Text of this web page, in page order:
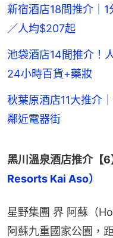
新宿酒店18間推介｜
／人均$207起
池袋酒店14間推介！
24小時百貨+藥妝
秋葉原酒店11大推介
鄰近電器街
黑川溫泉酒店推介【6
Resorts Kai Aso）
星野集團 界 阿蘇（
阿蘇九重國家公園，